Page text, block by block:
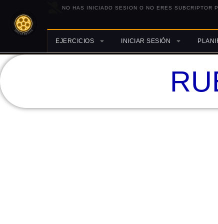
NO HAS INICIADO SESION O NO ERES SUBCRIPTOR
EJERCICIOS INICIAR SESIÓN